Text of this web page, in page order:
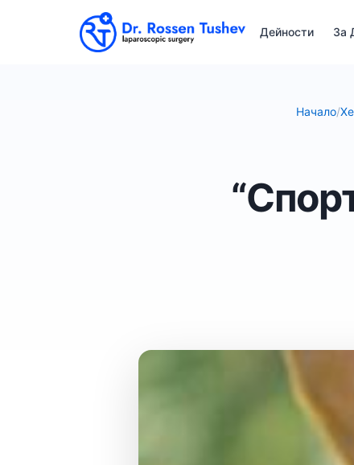
Дейности За
Начало/